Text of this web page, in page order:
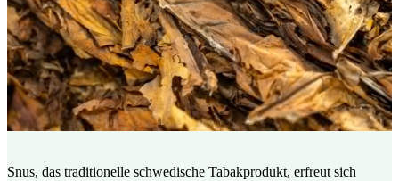
Snus, das traditionelle schwedische Tabakprodukt, erfreut sich